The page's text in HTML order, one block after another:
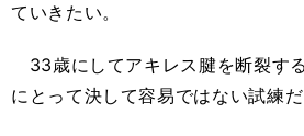
ていきたい。
33歳にしてアキレス腱を断裂す
にとって決して容易ではない試練だ